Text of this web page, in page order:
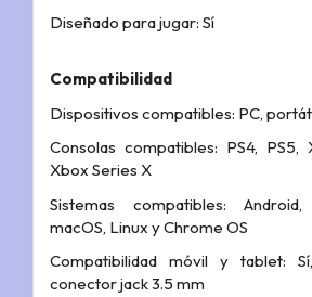
Diseñado para jugar: Sí
Compatibilidad
Dispositivos compatibles: PC,
Consolas compatibles: PS4,
Xbox Series X
Sistemas compatibles:
macOS, Linux y Chrome OS
Compatibilidad móvil y tablet:
conector jack 3.5 mm